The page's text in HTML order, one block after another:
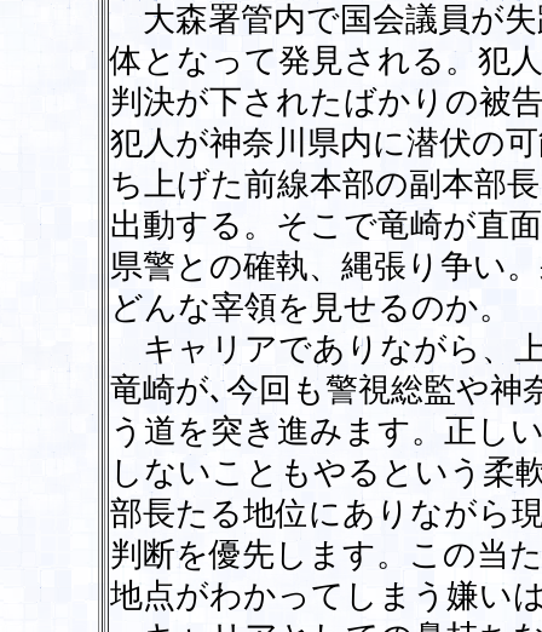
大森署管内で国会議員が
体となって発見される。犯
判決が下されたばかりの被
犯人が神奈川県内に潜伏の
ち上げた前線本部の副本部
出動する。そこで竜崎が直
県警との確執、縄張り争い
どんな宰領を見せるのか。
キャリアでありながら、
竜崎が､今回も警視総監や神
う道を突き進みます。正し
しないこともやるという柔
部長たる地位にありながら
判断を優先します。この当
地点がわかってしまう嫌い